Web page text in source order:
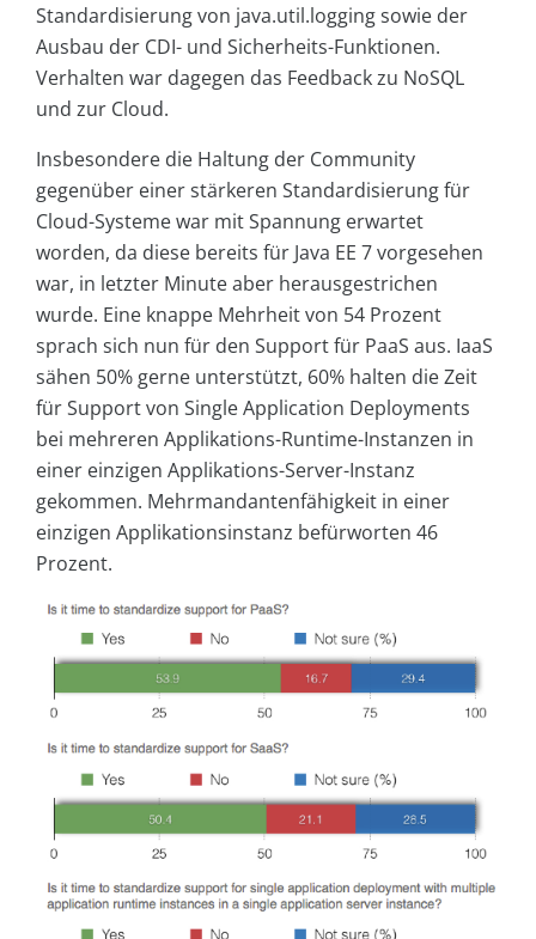
Standardisierung von java.util.logging sowie der
Ausbau der CDI- und Sicherheits-Funktionen.
Verhalten war dagegen das Feedback zu NoSQL
und zur Cloud.
Insbesondere die Haltung der Community
gegenüber einer stärkeren Standardisierung für
Cloud-Systeme war mit Spannung erwartet
worden, da diese bereits für Java EE 7 vorgesehen
war, in letzter Minute aber herausgestrichen
wurde. Eine knappe Mehrheit von 54 Prozent
sprach sich nun für den Support für PaaS aus. IaaS
sähen 50% gerne unterstützt, 60% halten die Zeit
für Support von Single Application Deployments
bei mehreren Applikations-Runtime-Instanzen in
einer einzigen Applikations-Server-Instanz
gekommen. Mehrmandantenfähigkeit in einer
einzigen Applikationsinstanz befürworten 46
Prozent.